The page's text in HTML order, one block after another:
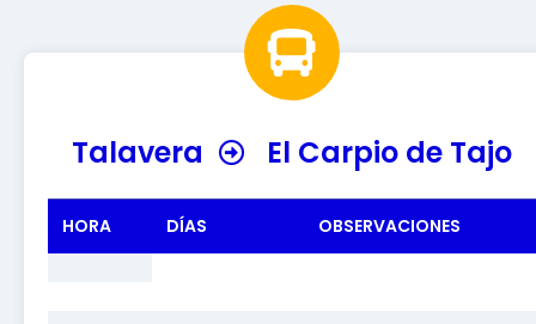
Talavera El Carpio de Tajo
HORA DÍAS OBSERVACIONES